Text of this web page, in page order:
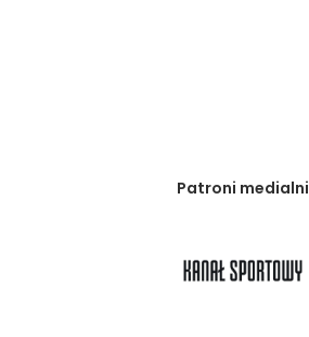
Patroni medialni